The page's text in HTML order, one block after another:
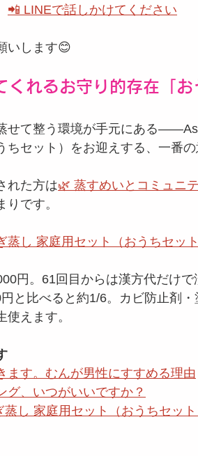
📲 LINEで話しかけてください
いします😊
くれるお守り的存在「お
せて整う環境が手元にある
ちセット）をお迎えする、一番の
れた方は🌿 蒸すめいとコミュニ
りです。
蒸し 家庭用セット（おうちセッ
円。61回目からは漢方代だけ
と比べると約1/6。カビ防止剤
えます。
ます。むんが男性にすすめる理由
グ、いつがいいですか？
し 家庭用セット（おうちセッ